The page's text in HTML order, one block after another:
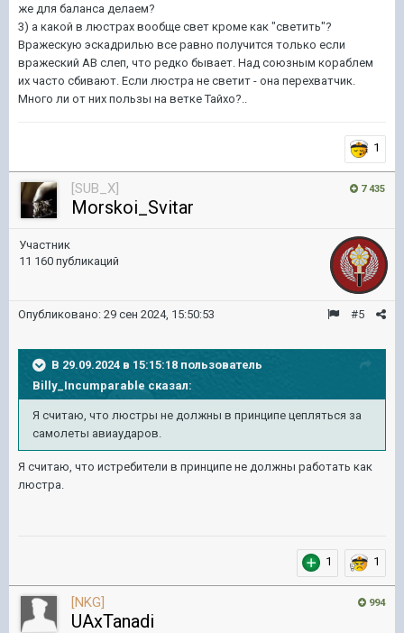
же для баланса делаем?
3) а какой в люстрах вообще свет кроме как "светить"?
Вражескую эскадрилью все равно получится только если
вражеский АВ слеп, что редко бывает. Над союзным кораблем
их часто сбивают. Если люстра не светит - она перехватчик.
Много ли от них пользы на ветке Тайхо?..
1
7 435
[SUB_X]
Morskoi_Svitar
Участник
11 160 публикаций
#5
Опубликовано: 29 сен 2024, 15:50:53
В 29.09.2024 в 15:15:18 пользователь
Billy_Incumparable сказал:
Я считаю, что люстры не должны в принципе цепляться за
самолеты авиаударов.
Я считаю, что истребители в принципе не должны работать как
люстра.
1 1
994
[NKG]
UAxTanadi